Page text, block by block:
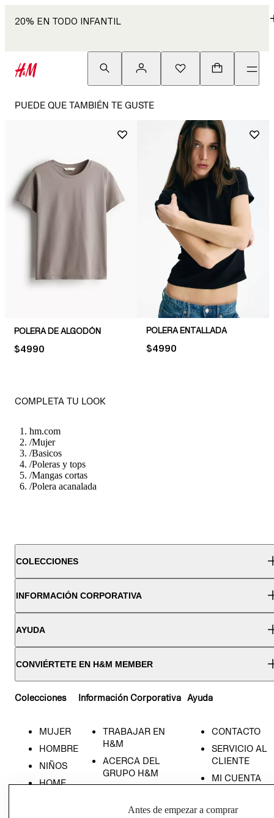
20% EN TODO INFANTIL
PUEDE QUE TAMBIÉN TE GUSTE
POLERA DE ALGODÓN
PRICE:
$4990
POLERA ENTALLADA
PRICE:
$4990
COMPLETA TU LOOK
hm.com
/Mujer
/Basicos
/Poleras y tops
/Mangas cortas
/Polera acanalada
COLECCIONES
INFORMACIÓN CORPORATIVA
AYUDA
CONVIÉRTETE EN H&M MEMBER
Colecciones
MUJER
HOMBRE
NIÑOS
HOME
Información Corporativa
TRABAJAR EN
H&M
ACERCA DEL
GRUPO H&M
Ayuda
CONTACTO
SERVICIO AL
CLIENTE
MI CUENTA
TIENDAS
Antes de empezar a comprar